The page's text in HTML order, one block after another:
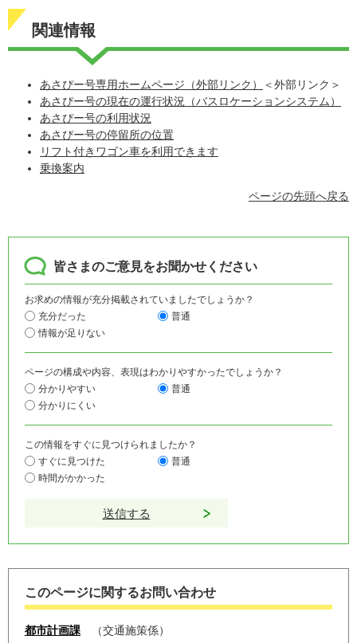
関連情報
あさぴー号専用ホームページ（外部リンク）
＜外部リンク＞
あさぴー号の現在の運行状況（バスロケーションシステム）
あさぴー号の利用状況
あさぴー号の停留所の位置
リフト付きワゴン車を利用できます
乗換案内
ページの先頭へ戻る
皆さまのご意見をお聞かせください
お求めの情報が充分掲載されていましたでしょうか？
充分だった
普通
情報が足りない
ページの構成や内容、表現はわかりやすかったでしょうか？
分かりやすい
普通
分かりにくい
この情報をすぐに見つけられましたか？
すぐに見つけた
普通
時間がかかった
このページに関するお問い合わせ
都市計画課
交通施策係